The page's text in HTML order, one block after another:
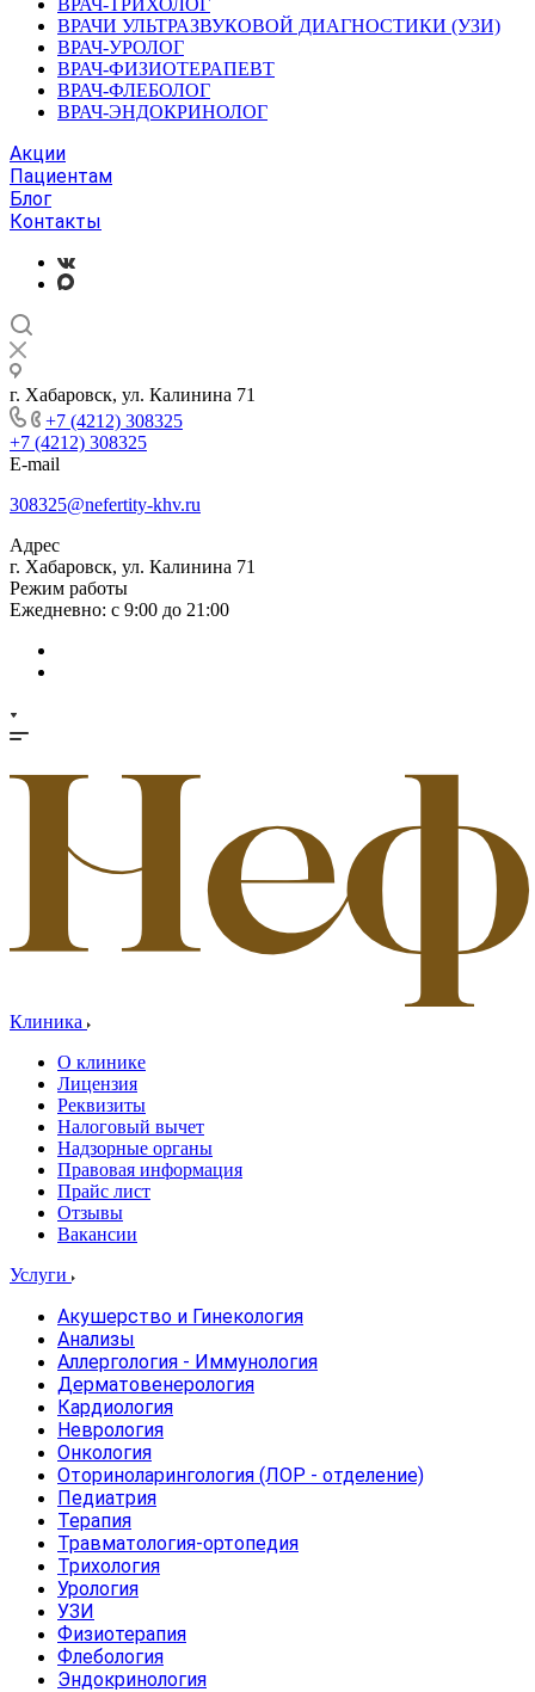
ВРАЧ-ТРИХОЛОГ
ВРАЧИ УЛЬТРАЗВУКОВОЙ ДИАГНОСТИКИ (УЗИ)
ВРАЧ-УРОЛОГ
ВРАЧ-ФИЗИОТЕРАПЕВТ
ВРАЧ-ФЛЕБОЛОГ
ВРАЧ-ЭНДОКРИНОЛОГ
Акции
Пациентам
Блог
Контакты
г. Хабаровск, ул. Калинина 71
+7 (4212) 308325
+7 (4212) 308325
E-mail
308325@nefertity-khv.ru
Адрес
г. Хабаровск, ул. Калинина 71
Режим работы
Ежедневно: с 9:00 до 21:00
Клиника
О клинике
Лицензия
Реквизиты
Налоговый вычет
Надзорные органы
Правовая информация
Прайс лист
Отзывы
Вакансии
Услуги
Акушерство и Гинекология
Анализы
Аллергология - Иммунология
Дерматовенерология
Кардиология
Неврология
Онкология
Оториноларингология (ЛОР - отделение)
Педиатрия
Терапия
Травматология-ортопедия
Трихология
Урология
УЗИ
Физиотерапия
Флебология
Эндокринология